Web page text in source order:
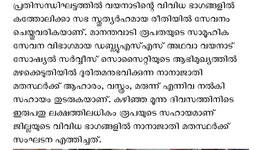
പ്രതിസന്ധിഘട്ടത്തില്‍ വയനാടിന്റെ വിവിധ ഭാഗങ്ങളില്‍
കത്തോലിക്കാ സഭ സ്തുത്യര്‍ഹമായ രീതിയില്‍ സേവനം
ചെയ്തുവരികയാണ്. മാനന്തവാടി രൂപതയുടെ സാമൂഹിക
സേവന വിഭാഗമായ ഡബ്ല്യു‌എസ്‌എസ് അഥവാ വയനാട്
സോഷ്യല്‍ സര്‍വ്വീസ് സൊസൈറ്റിയുടെ ആഭിമുഖ്യത്തില്‍
മഴക്കെടുതിയില്‍ ദുരിതമനുഭവിക്കുന്ന നാനാജാതി
മതസ്ഥര്‍ക്ക് ആഹാരം, വസ്ത്രം, മരുന്ന് എന്നിവ നല്‍കി
സഹായം തുടരുകയാണ്. കഴിഞ്ഞ മൂന്നു ദിവസത്തിനിടെ
ഇരുപതു ലക്ഷത്തിലധികം രൂപയുടെ സഹായമാണ്
ജില്ലയുടെ വിവിധ ഭാഗങ്ങളില്‍ നാനാജാതി മതസ്ഥര്‍ക്ക്
സംഘടന എത്തിച്ചത്.